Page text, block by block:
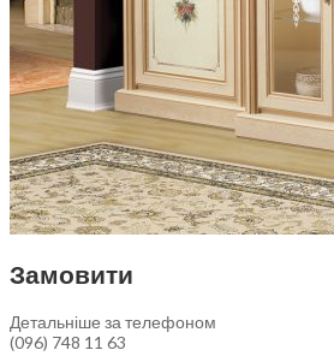
Замовити
Детальніше за телефоном
(096) 748 11 63